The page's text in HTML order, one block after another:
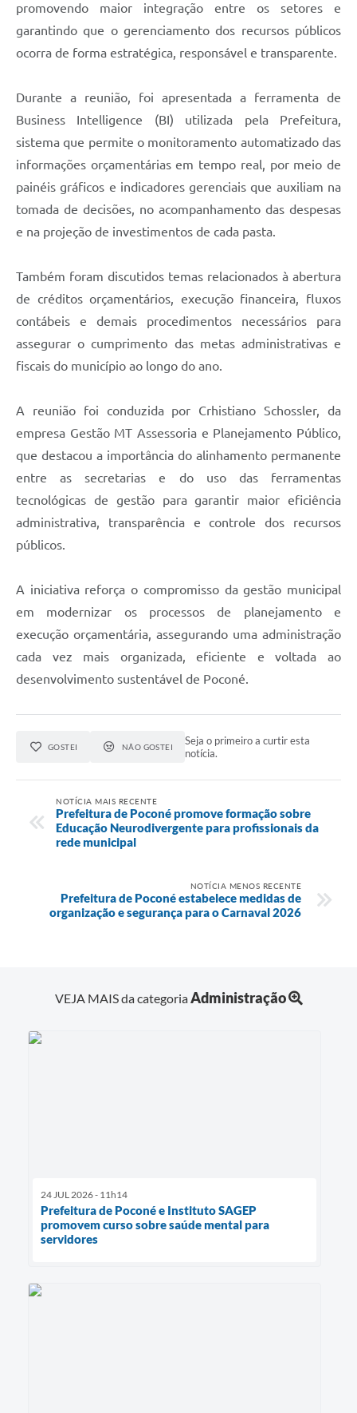
promovendo maior integração entre os setores e
garantindo que o gerenciamento dos recursos públicos
ocorra de forma estratégica, responsável e transparente.
Durante a reunião, foi apresentada a ferramenta de
Business Intelligence (BI) utilizada pela Prefeitura,
sistema que permite o monitoramento automatizado das
informações orçamentárias em tempo real, por meio de
painéis gráficos e indicadores gerenciais que auxiliam na
tomada de decisões, no acompanhamento das despesas
e na projeção de investimentos de cada pasta.
Também foram discutidos temas relacionados à abertura
de créditos orçamentários, execução financeira, fluxos
contábeis e demais procedimentos necessários para
assegurar o cumprimento das metas administrativas e
fiscais do município ao longo do ano.
A reunião foi conduzida por Crhistiano Schossler, da
empresa Gestão MT Assessoria e Planejamento Público,
que destacou a importância do alinhamento permanente
entre as secretarias e do uso das ferramentas
tecnológicas de gestão para garantir maior eficiência
administrativa, transparência e controle dos recursos
públicos.
A iniciativa reforça o compromisso da gestão municipal
em modernizar os processos de planejamento e
execução orçamentária, assegurando uma administração
cada vez mais organizada, eficiente e voltada ao
desenvolvimento sustentável de Poconé.
GOSTEI NÃO GOSTEI
Seja o primeiro a curtir esta
notícia.
NOTÍCIA MAIS RECENTE
Prefeitura de Poconé promove formação sobre
Educação Neurodivergente para profissionais da
rede municipal
NOTÍCIA MENOS RECENTE
Prefeitura de Poconé estabelece medidas de
organização e segurança para o Carnaval 2026
VEJA MAIS da categoriaAdministração
24 JUL 2026 - 11h14
Prefeitura de Poconé e Instituto SAGEP
promovem curso sobre saúde mental para
servidores